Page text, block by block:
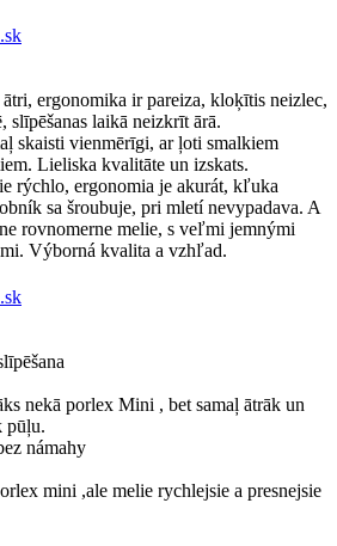
ergonomika ir pareiza, kloķītis neizlec,
slīpēšanas laikā neizkrīt ārā.
skaisti vienmērīgi, ar ļoti smalkiem
Lieliska kvalitāte un izskats.
rýchlo, ergonomia je akurát, kľuka
sa šroubuje, pri mletí nevypadava. A
rovnomerne melie, s veľmi jemnými
Výborná kvalita a vzhľad.
nekā porlex Mini , bet samaļ ātrāk un
pūļu.
námahy
mini ,ale melie rychlejsie a presnejsie